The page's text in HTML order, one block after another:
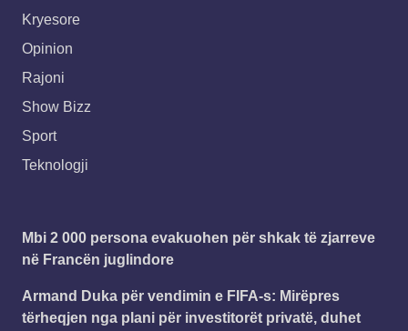
Kryesore
Opinion
Rajoni
Show Bizz
Sport
Teknologji
Mbi 2 000 persona evakuohen për shkak të zjarreve
në Francën juglindore
Armand Duka për vendimin e FIFA-s: Mirëpres
tërheqjen nga plani për investitorët privatë, duhet